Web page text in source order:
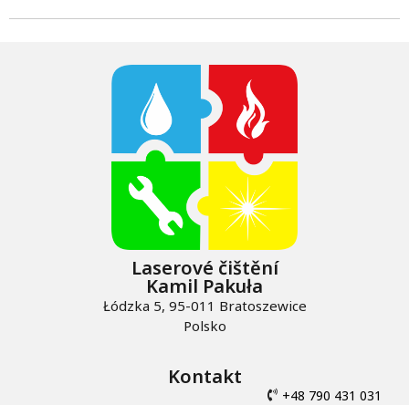
Laserové čištění
Kamil Pakuła
Łódzka 5, 95-011 Bratoszewice
Polsko
Kontakt
+48 790 431 031